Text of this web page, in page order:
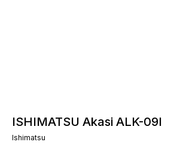
ISHIMATSU Akasi ALK-09I
Ishimatsu